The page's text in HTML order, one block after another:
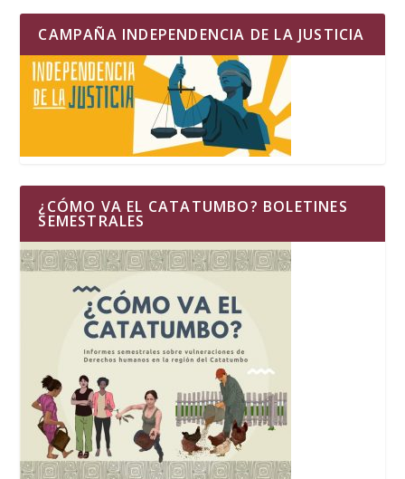
CAMPAÑA INDEPENDENCIA DE LA JUSTICIA
¿CÓMO VA EL CATATUMBO? BOLETINES
SEMESTRALES